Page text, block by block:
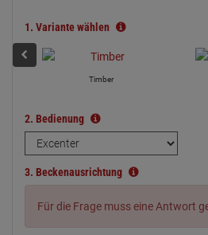
1. Variante wählen
Timber
2. Bedienung
3. Beckenausrichtung
Für die Frage muss eine Antwort